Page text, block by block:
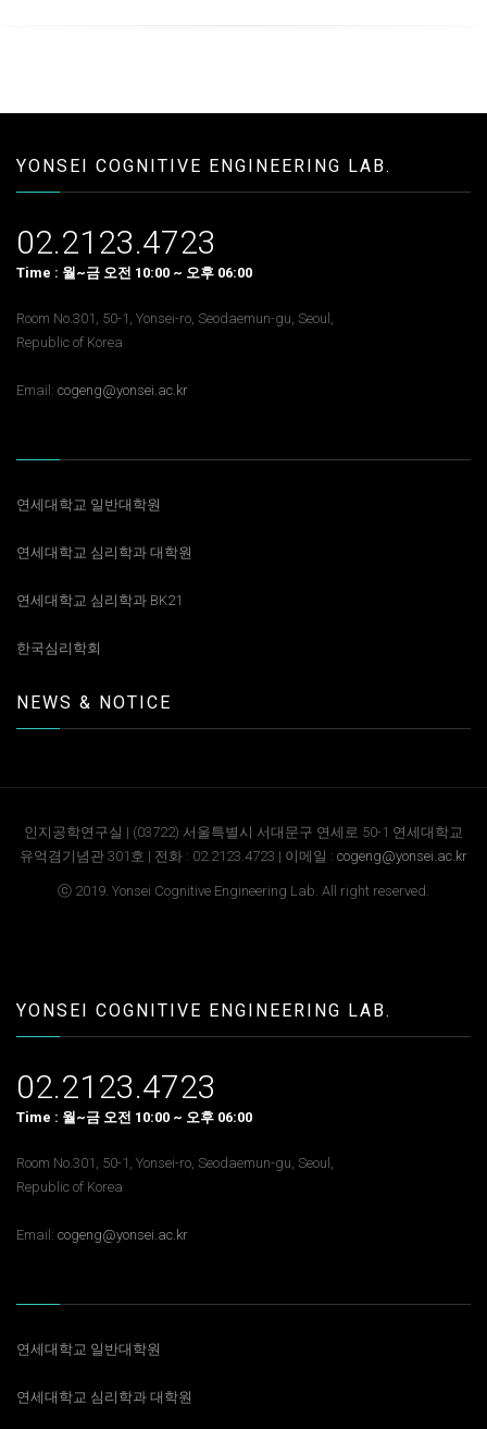
YONSEI COGNITIVE ENGINEERING LAB.
02.2123.4723
Time : 월~금 오전 10:00 ~ 오후 06:00
Room No.301, 50-1, Yonsei-ro, Seodaemun-gu, Seoul,
Republic of Korea
Email: cogeng@yonsei.ac.kr
연세대학교 일반대학원
연세대학교 심리학과 대학원
연세대학교 심리학과 BK21
한국심리학회
NEWS & NOTICE
인지공학연구실 | (03722) 서울특별시 서대문구 연세로 50-1 연세대학교
유억겸기념관 301호 | 전화 : 02.2123.4723 | 이메일 : cogeng@yonsei.ac.kr
ⓒ 2019. Yonsei Cognitive Engineering Lab. All right reserved.
YONSEI COGNITIVE ENGINEERING LAB.
02.2123.4723
Time : 월~금 오전 10:00 ~ 오후 06:00
Room No.301, 50-1, Yonsei-ro, Seodaemun-gu, Seoul,
Republic of Korea
Email: cogeng@yonsei.ac.kr
연세대학교 일반대학원
연세대학교 심리학과 대학원